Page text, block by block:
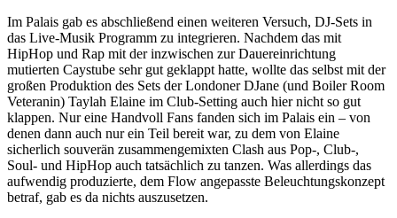
Im Palais gab es abschließend einen weiteren Versuch, DJ-Sets in
das Live-Musik Programm zu integrieren. Nachdem das mit
HipHop und Rap mit der inzwischen zur Dauereinrichtung
mutierten Caystube sehr gut geklappt hatte, wollte das selbst mit der
großen Produktion des Sets der Londoner DJane (und Boiler Room
Veteranin) Taylah Elaine im Club-Setting auch hier nicht so gut
klappen. Nur eine Handvoll Fans fanden sich im Palais ein – von
denen dann auch nur ein Teil bereit war, zu dem von Elaine
sicherlich souverän zusammengemixten Clash aus Pop-, Club-,
Soul- und HipHop auch tatsächlich zu tanzen. Was allerdings das
aufwendig produzierte, dem Flow angepasste Beleuchtungskonzept
betraf, gab es da nichts auszusetzen.